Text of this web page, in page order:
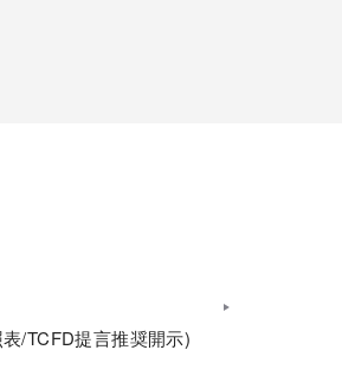
/TCFD提言推奨開示)